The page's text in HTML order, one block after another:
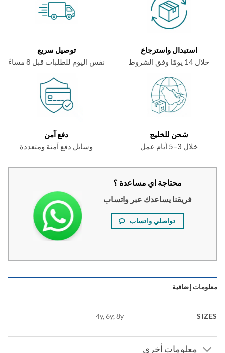
استبدال واسترجاع
توصيل سريع
نفس اليوم للطلبات قبل 8 مساءً
شحن للخليج
دفع آمن
وسائل دفع آمنة ومتعددة
محتاجة اي مساعدة ؟
فريقنا يساعدك عبر واتساب
تواصلي واتساب
إضافية
4y, 6y, 8y
معلومات أخري